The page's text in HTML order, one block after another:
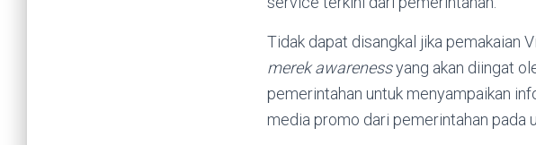
Tidak dapat disangkal jika pemakaian
merek awarenessyang akan diingat
pemerintahan untuk menyampaikan
media promo dari pemerintahan pada